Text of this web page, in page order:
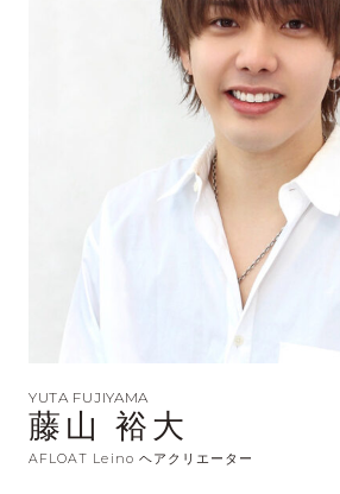
YUTA FUJIYAMA
藤山 裕大
AFLOAT Leino ヘアクリエーター